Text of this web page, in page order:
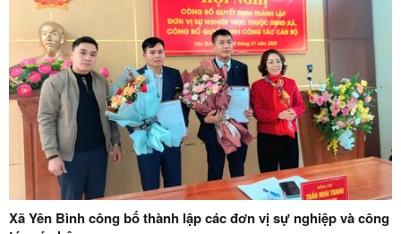
Xã Yên Bình công bố thành lập các đơn vị sự nghiệp và công